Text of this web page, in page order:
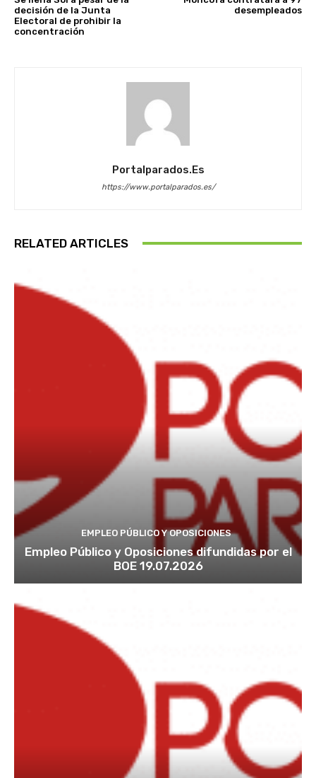
decisión de la Junta
Electoral de prohibir la
concentración
desempleados
Portalparados.es
https://www.portalparados.es/
RELATED ARTICLES
EMPLEO PÚBLICO Y OPOSICIONES
Empleo Público y Oposiciones difundidas por el
BOE 19.07.2026